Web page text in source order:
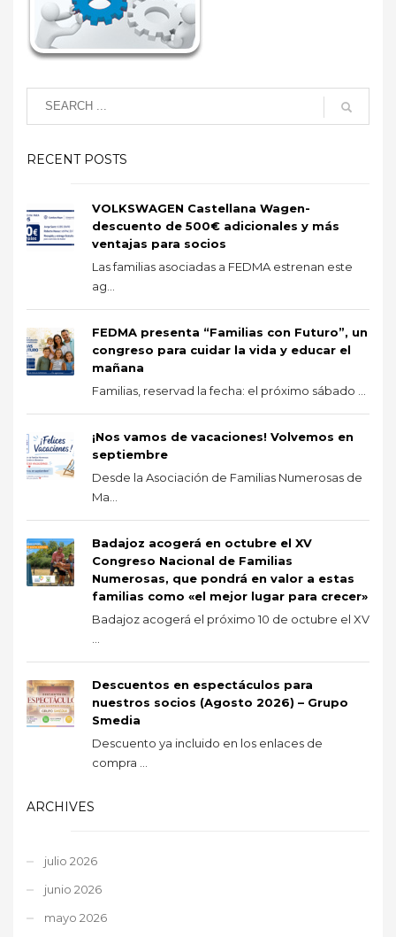
RECENT POSTS
VOLKSWAGEN Castellana Wagen-
descuento de 500€ adicionales y más
ventajas para socios
Las familias asociadas a FEDMA estrenan este
ag...
FEDMA presenta “Familias con Futuro”, un
congreso para cuidar la vida y educar el
mañana
Familias, reservad la fecha: el próximo sábado ...
¡Nos vamos de vacaciones! Volvemos en
septiembre
Desde la Asociación de Familias Numerosas de
Ma...
Badajoz acogerá en octubre el XV
Congreso Nacional de Familias
Numerosas, que pondrá en valor a estas
familias como «el mejor lugar para crecer»
Badajoz acogerá el próximo 10 de octubre el XV
Descuentos en espectáculos para
nuestros socios (Agosto 2026) – Grupo
Smedia
Descuento ya incluido en los enlaces de
compra ...
ARCHIVES
julio 2026
junio 2026
mayo 2026